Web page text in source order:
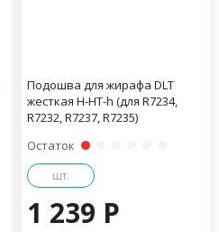
Подошва для жирафа DLT
жесткая H-HT-h (для R7234,
R7232, R7237, R7235)
Остаток
шт.
1 239 P